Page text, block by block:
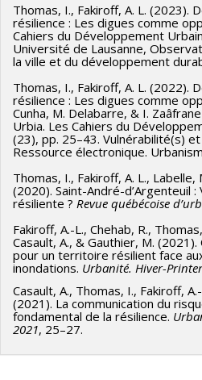
Thomas, I., Fakiroff, A. L. (2023).
résilience : Les digues comme
Cahiers du Développement
Université de Lausanne,
la ville et du développement
Thomas, I., Fakiroff, A. L. (2022).
résilience : Les digues comme
Cunha, M. Delabarre, & I.
Urbia. Les Cahiers du
(23), pp. 25–43. Vulnérabilité(s)
Ressource électronique.
Thomas, I., Fakiroff, A. L., Labelle,
(2020). Saint-André-d’Argenteuil :
résiliente ? Revue québécoise
Fakiroff, A.-L., Chehab, R.,
Casault, A., & Gauthier, M.
pour un territoire résilient face
inondations. Urbanité. Hiver-
Casault, A., Thomas, I., Fakiroff,
(2021). La communication du
fondamental de la résilience.
2021, 25–27.